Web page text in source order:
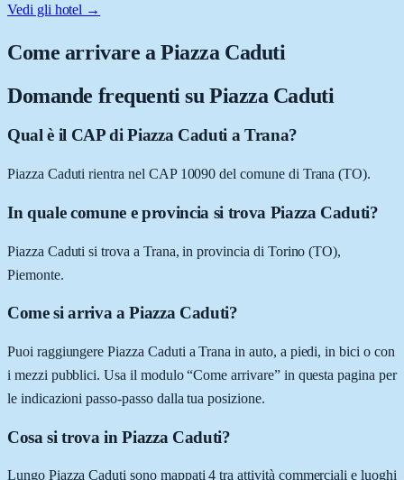
Vedi gli hotel →
Come arrivare aPiazza Caduti
Domande frequenti su Piazza Caduti
Qual è il CAP di Piazza Caduti a Trana?
Piazza Caduti rientra nel CAP 10090 del comune di Trana (TO).
In quale comune e provincia si trova Piazza Caduti?
Piazza Caduti si trova a Trana, in provincia di Torino (TO),
Piemonte.
Come si arriva a Piazza Caduti?
Puoi raggiungere Piazza Caduti a Trana in auto, a piedi, in bici o con
i mezzi pubblici. Usa il modulo “Come arrivare” in questa pagina per
le indicazioni passo-passo dalla tua posizione.
Cosa si trova in Piazza Caduti?
Lungo Piazza Caduti sono mappati 4 tra attività commerciali e luoghi